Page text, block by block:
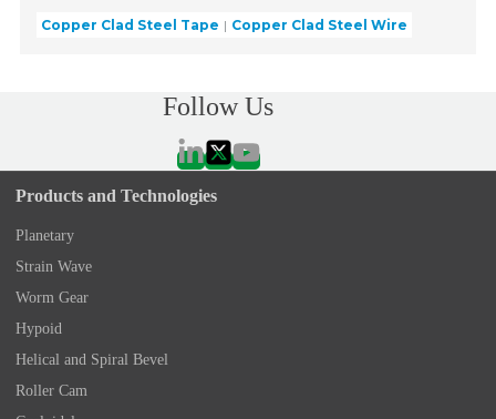
Copper Clad Steel Tape Copper Clad Steel Wire
Follow Us
Products and Technologies
Planetary
Strain Wave
Worm Gear
Hypoid
Helical and Spiral Bevel
Roller Cam